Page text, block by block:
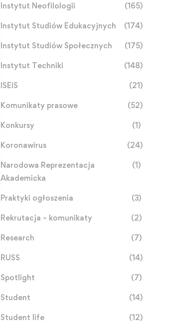
Instytut Neofilologii (165)
Instytut Studiów Edukacyjnych (174)
Instytut Studiów Społecznych (175)
Instytut Techniki (148)
ISEiS (21)
Komunikaty prasowe (52)
Konkursy (1)
Koronawirus (24)
Narodowa Reprezentacja
Akademicka
(1)
Praktyki ogłoszenia (3)
Rekrutacja – komunikaty (2)
Research (7)
RUSS (14)
Spotlight (7)
Student (14)
Student life (12)